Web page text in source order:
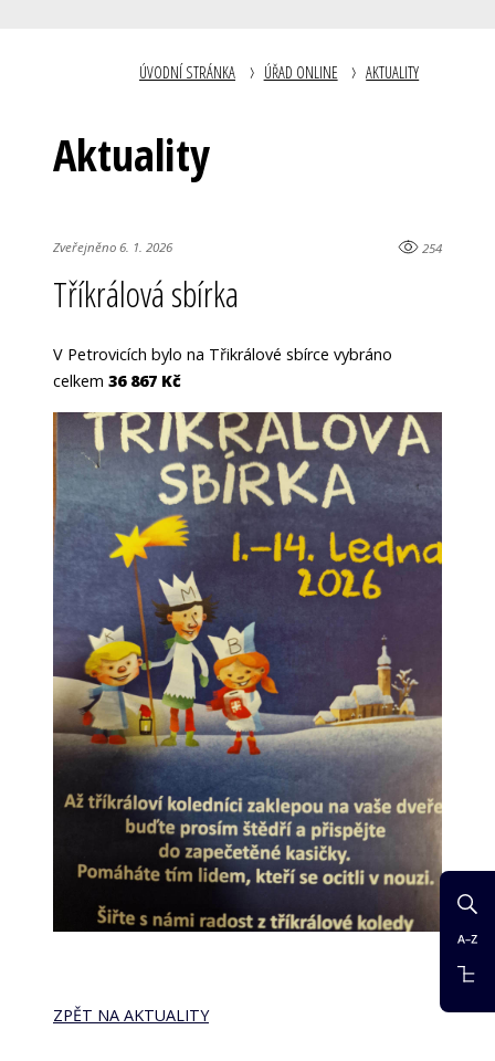
ÚVODNÍ STRÁNKA ÚŘAD ONLINE AKTUALITY
Aktuality
Zveřejněno 6. 1. 2026 254
Tříkrálová sbírka
V Petrovicích bylo na Třikrálové sbírce vybráno
celkem 36 867 Kč
ZPĚT NA AKTUALITY